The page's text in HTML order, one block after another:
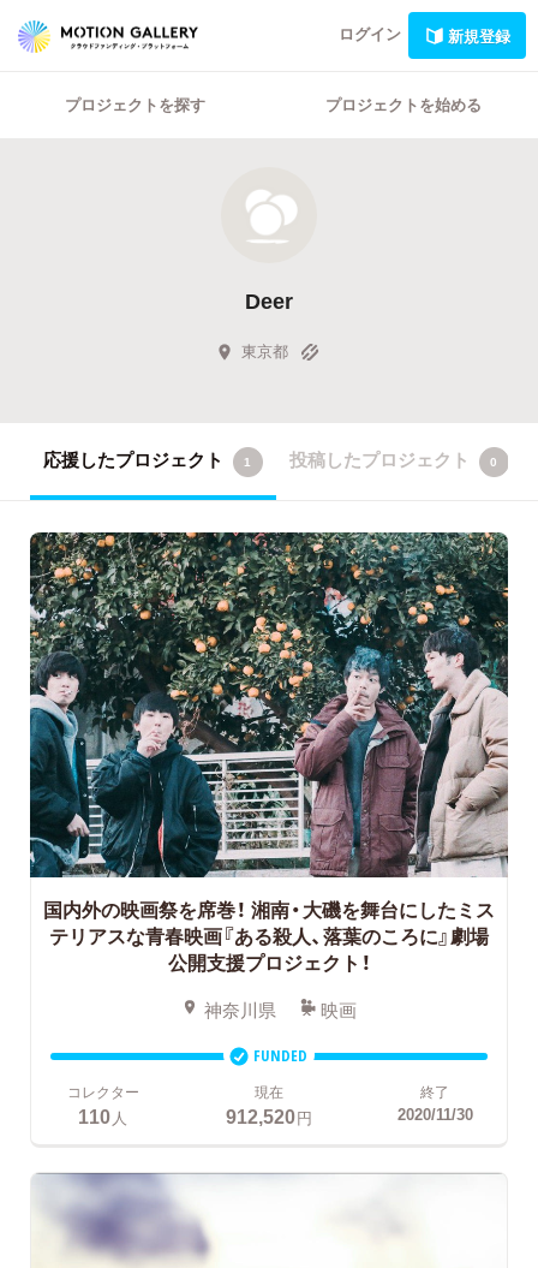
ログイン 新規登録
プロジェクトを探す プロジェクトを始める
Deer
東京都
応援したプロジェクト 1 投稿したプロジェクト 0
国内外の映画祭を席巻！ 湘南・大磯を舞台にしたミス
テリアスな青春映画『ある殺人、落葉のころに』劇場
公開支援プロジェクト！
神奈川県 映画
FUNDED
コレクター
110 人
現在
912,520円
終了
2020/11/30